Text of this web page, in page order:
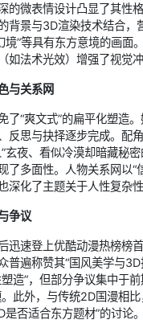
的微表情设计凸显了其性
背景与3D渲染技术结合，
境”等具有东方意境的画面
如法术光效）增强了视觉冲
与关系网
了“爽文式”的扁平化塑造
反思与抉择逐步完成。配角
玄夜、看似冷漠却暗藏秘
了多面性。人物关系网以“
深化了主题关于人性复杂性
争议
迅速登上优酷动漫热榜榜
普遍称赞其“国风美学与
造”，但部分争议集中于
此外，与传统2D国漫相
否适合东方题材”的讨论。